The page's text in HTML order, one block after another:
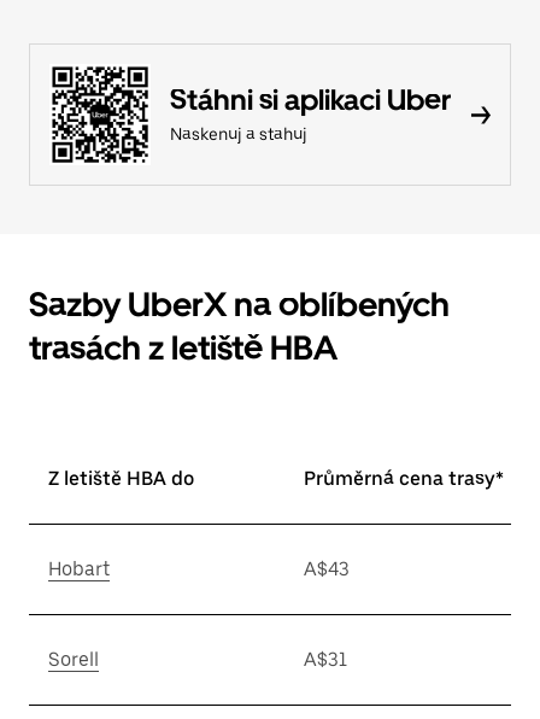
Stáhni si aplikaci Uber
Naskenuj a stahuj
Sazby UberX na oblíbených
trasách z letiště HBA
Z letiště HBA do Průměrná cena trasy*
Hobart A$43
Sorell A$31